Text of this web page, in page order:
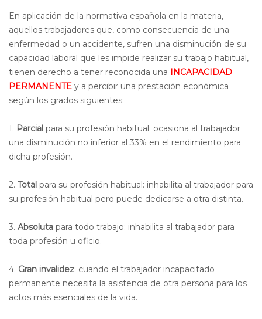
En aplicación de la normativa española en la materia,
aquellos trabajadores que, como consecuencia de una
enfermedad o un accidente, sufren una disminución de su
capacidad laboral que les impide realizar su trabajo habitual,
tienen derecho a tener reconocida una INCAPACIDAD
PERMANENTE y a percibir una prestación económica
según los grados siguientes:
1. Parcial para su profesión habitual: ocasiona al trabajador
una disminución no inferior al 33% en el rendimiento para
dicha profesión.
2. Total para su profesión habitual: inhabilita al trabajador para
su profesión habitual pero puede dedicarse a otra distinta.
3. Absoluta para todo trabajo: inhabilita al trabajador para
toda profesión u oficio.
4. Gran invalidez: cuando el trabajador incapacitado
permanente necesita la asistencia de otra persona para los
actos más esenciales de la vida.